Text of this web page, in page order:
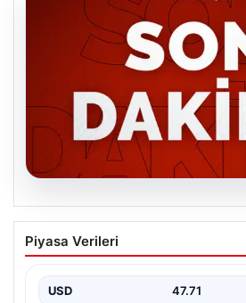
MGK’den 8 maddelik
çeken ‘Terörsüz Bölge’
Piyasa Verileri
USD 47.71